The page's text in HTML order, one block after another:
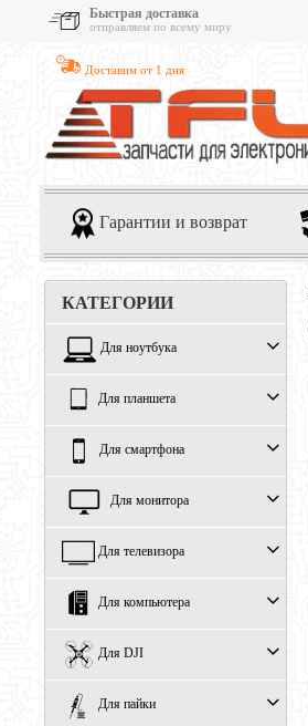
Быстрая доставка
отправляем по всему миру
Доставим от 1 дня
Гарантии и возврат
КАТЕГОРИИ
Для ноутбука
Для планшета
Для смартфона
Для монитора
Для телевизора
Для компьютера
Для DJI
Для пайки